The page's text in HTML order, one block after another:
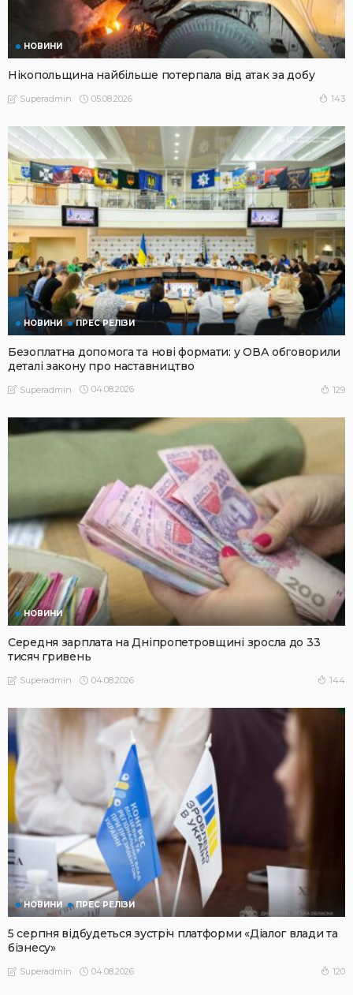
НОВИНИ
Нікопольщина найбільше потерпала від атак за добу
Superadmin 05.08.2026 143
НОВИНИ ПРЕС РЕЛІЗИ
Безоплатна допомога та нові формати: у ОВА обговорили
деталі закону про наставництво
Superadmin 04.08.2026 129
НОВИНИ
Середня зарплата на Дніпропетровщині зросла до 33
тисяч гривень
Superadmin 04.08.2026 144
НОВИНИ ПРЕС РЕЛІЗИ
5 серпня відбудеться зустріч платформи «Діалог влади та
бізнесу»
Superadmin 04.08.2026 120